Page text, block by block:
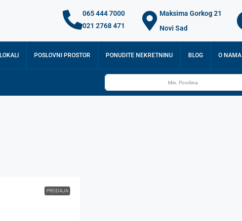
065 444 7000
021 2768 471
Maksima Gorkog 21
Novi Sad
LOKALI POSLOVNI PROSTOR PONUDITE NEKRETNINU BLOG O NAMA
PRODAJA